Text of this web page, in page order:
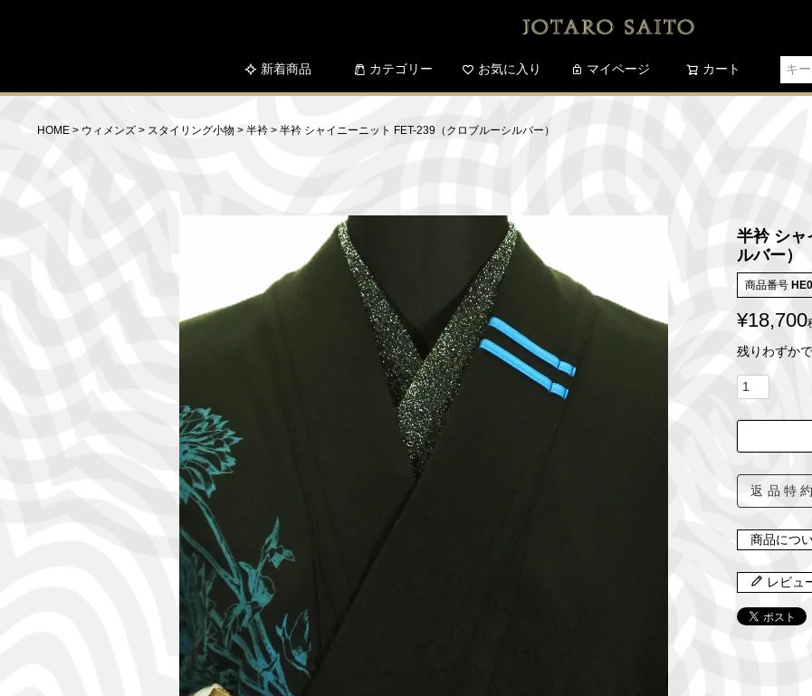
新着商品 カテゴリー お気に入り マイページ カート
検索
HOME ウィメンズ スタイリング小物 半衿 半衿 シャイニーニット FET-239（クロブルーシルバー）
半衿 シャ
ルバー）
商品番号
¥18,700
残りわずかで
返品特
商品につ
レビュ